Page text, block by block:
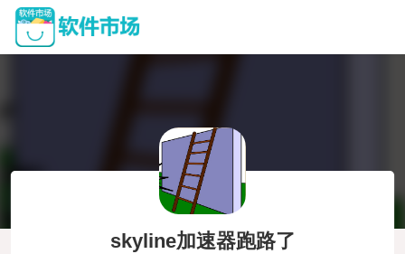
skyline加速器跑路了